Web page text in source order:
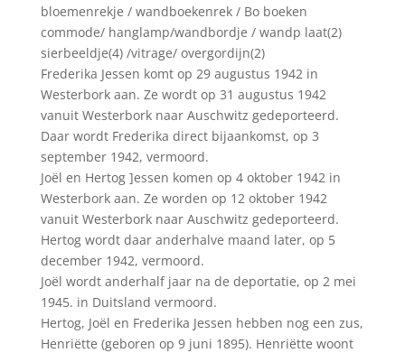
bloemenrekje / wandboekenrek / Bo boeken
commode/ hanglamp/wandbordje / wandp laat(2)
sierbeeldje(4) /vitrage/ overgordijn(2)
Frederika Jessen komt op 29 augustus 1942 in
Westerbork aan. Ze wordt op 31 augustus 1942
vanuit Westerbork naar Auschwitz gedeporteerd.
Daar wordt Frederika direct bijaankomst, op 3
september 1942, vermoord.
Joël en Hertog ]essen komen op 4 oktober 1942 in
Westerbork aan. Ze worden op 12 oktober 1942
vanuit Westerbork naar Auschwitz gedeporteerd.
Hertog wordt daar anderhalve maand later, op 5
december 1942, vermoord.
Joël wordt anderhalf jaar na de deportatie, op 2 mei
1945. in Duitsland vermoord.
Hertog, Joël en Frederika Jessen hebben nog een zus,
Henriëtte (geboren op 9 juni 1895). Henriëtte woont